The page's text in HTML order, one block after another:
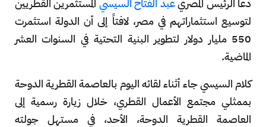
لتوسيع استثماراتهم في مصر، لافتاً إلى أن الدولة استثمرت
550 مليار دولار لتطوير البنية التحتية في السنوات العشر
الماضية.
كلام السيسي جاء أثناء لقائه اليوم بالعاصمة القطرية الدوحة
بممثلي مجتمع الأعمال القطري، خلال زيارة رسمية إلى
العاصمة القطرية الدوحة، الأحد، في مستهل جولته